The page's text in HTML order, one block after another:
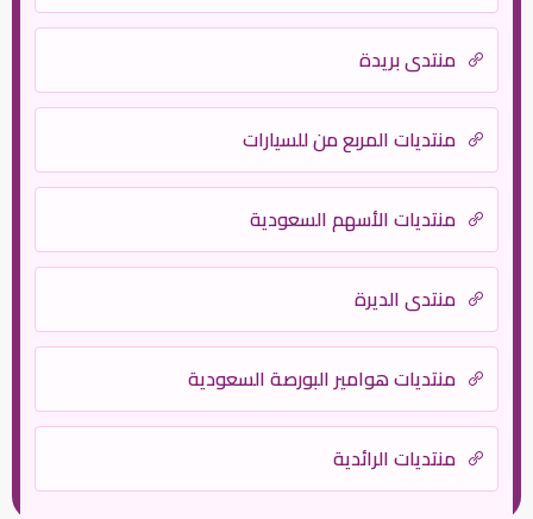
منتدى بريدة
منتديات المربع من للسيارات
منتديات الأسهم السعودية
منتدى الديرة
منتديات هوامير البورصة السعودية
منتديات الرائدية